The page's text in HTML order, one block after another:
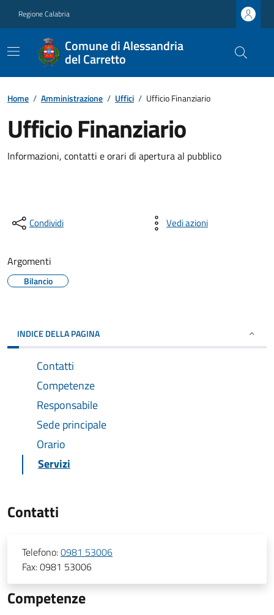
Regione Calabria
Comune di Alessandria
del Carretto
Home / Amministrazione / Uffici / Ufficio Finanziario
Ufficio Finanziario
Informazioni, contatti e orari di apertura al pubblico
Condividi Vedi azioni
Argomenti
Bilancio
INDICE DELLA PAGINA
Contatti
Competenze
Responsabile
Sede principale
Orario
Servizi
Contatti
Telefono:0981 53006
Fax:0981 53006
Competenze